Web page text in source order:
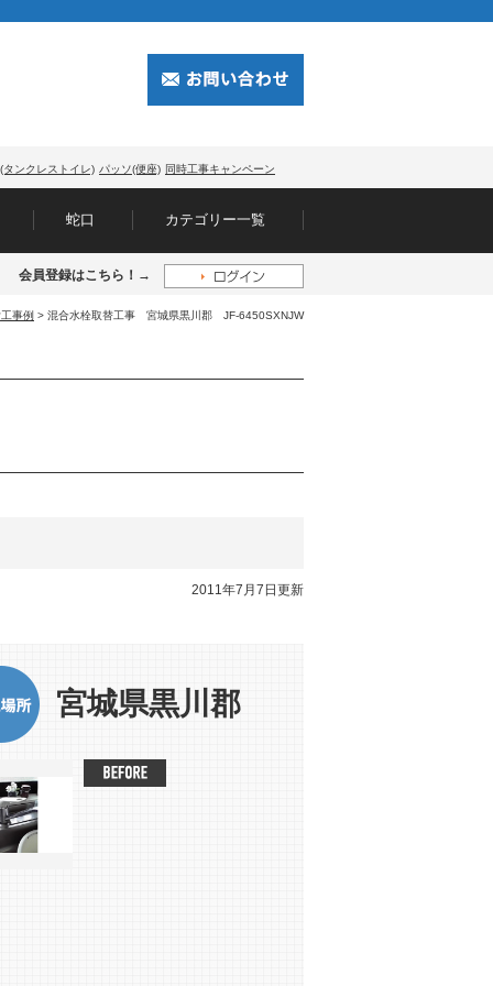
タンクレストイレ) パッソ(便座) 同時工事キャンペーン
蛇口 カテゴリー一覧
会員登録はこちら！→
事例 > 混合水栓取替工事 宮城県黒川郡 JF-6450SXNJW
2011年7月7日更新
宮城県黒川郡